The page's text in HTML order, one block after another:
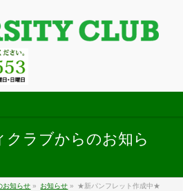
クラブからのお知ら
お知らせ » お知らせ » ★新パンフレット作成中★